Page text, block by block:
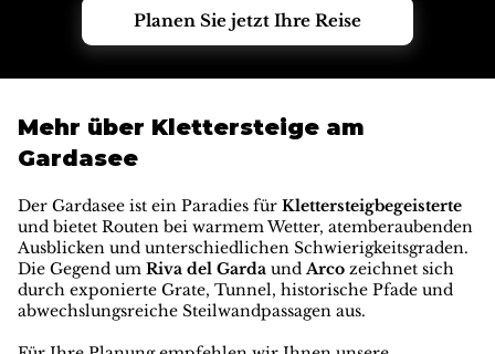
Planen Sie jetzt Ihre Reise
Mehr über Klettersteige am
Gardasee
Der Gardasee ist ein Paradies fürKlettersteigbegeisterte
und bietet Routen bei warmem Wetter, atemberaubenden
Ausblicken und unterschiedlichen Schwierigkeitsgraden.
Die Gegend umRiva del Garda undArco zeichnet sich
durch exponierte Grate, Tunnel, historische Pfade und
abwechslungsreiche Steilwandpassagen aus.